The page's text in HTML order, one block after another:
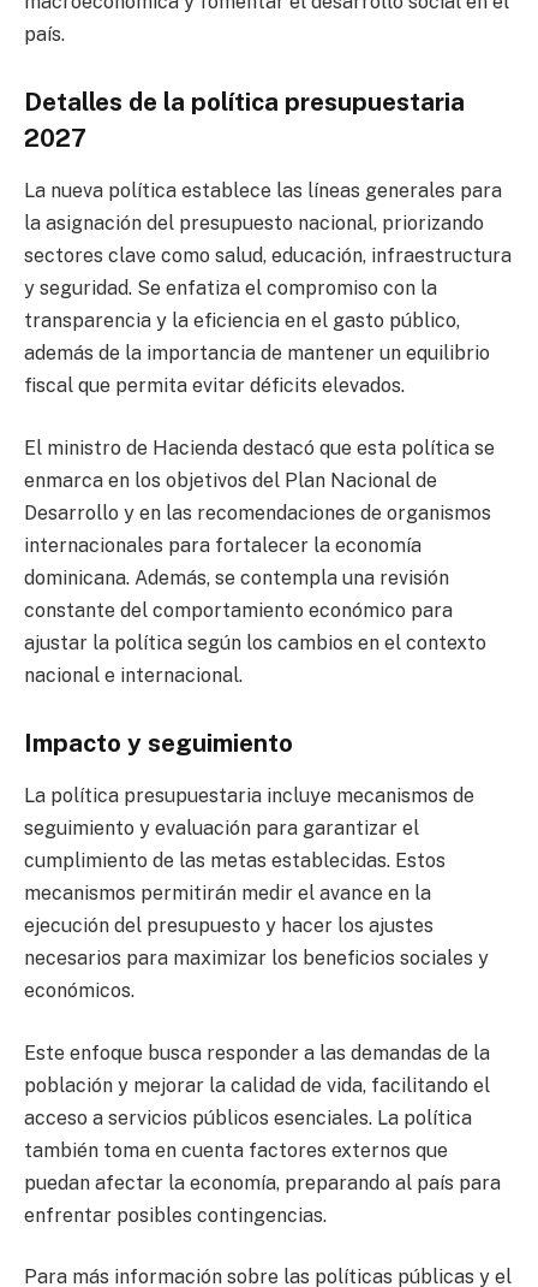
país.
Detalles de la política presupuestaria
2027
La nueva política establece las líneas generales para
la asignación del presupuesto nacional, priorizando
sectores clave como salud, educación, infraestructura
y seguridad. Se enfatiza el compromiso con la
transparencia y la eficiencia en el gasto público,
además de la importancia de mantener un equilibrio
fiscal que permita evitar déficits elevados.
El ministro de Hacienda destacó que esta política se
enmarca en los objetivos del Plan Nacional de
Desarrollo y en las recomendaciones de organismos
internacionales para fortalecer la economía
dominicana. Además, se contempla una revisión
constante del comportamiento económico para
ajustar la política según los cambios en el contexto
nacional e internacional.
Impacto y seguimiento
La política presupuestaria incluye mecanismos de
seguimiento y evaluación para garantizar el
cumplimiento de las metas establecidas. Estos
mecanismos permitirán medir el avance en la
ejecución del presupuesto y hacer los ajustes
necesarios para maximizar los beneficios sociales y
económicos.
Este enfoque busca responder a las demandas de la
población y mejorar la calidad de vida, facilitando el
acceso a servicios públicos esenciales. La política
también toma en cuenta factores externos que
puedan afectar la economía, preparando al país para
enfrentar posibles contingencias.
Para más información sobre las políticas públicas y el